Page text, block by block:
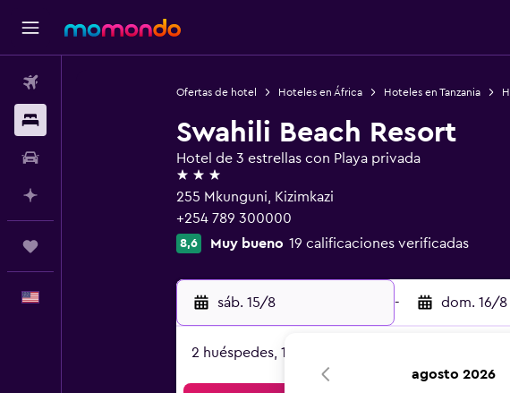
Ofertas de hotel Hoteles en África Hoteles en Tanzania
Swahili Beach Resort
Hotel de 3 estrellas con Playa privada
3 estrellas
255 Mkunguni, Kizimkazi
+254 789 300000
8,6 Muy bueno 19 calificaciones verificadas
sáb. 15/8 - dom. 16/8
2 huéspedes, 1 habitación
agosto 2026